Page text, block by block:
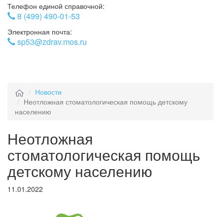
Телефон единой справочной:
8 (499) 490-01-53
Электронная почта:
sp53@zdrav.mos.ru
Новости
Неотложная стоматологическая помощь детскому
населению
Неотложная
стоматологическая помощь
детскому населению
11.01.2022